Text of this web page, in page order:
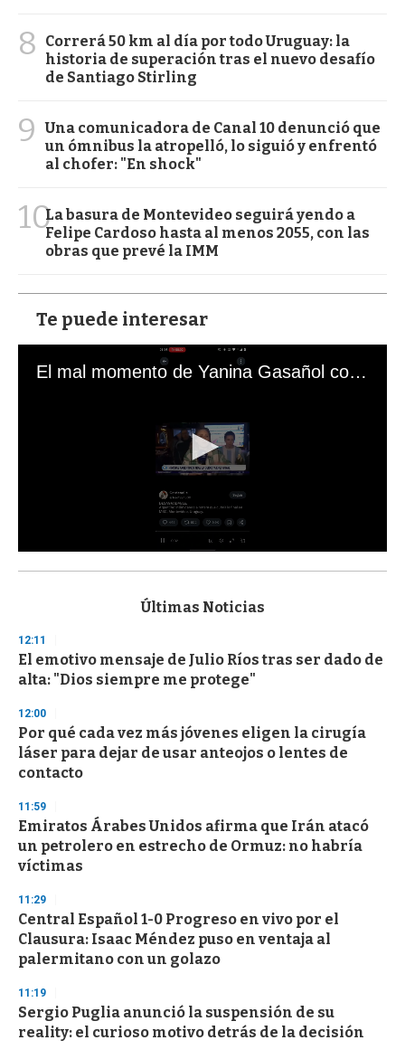
8
Correrá 50 km al día por todo Uruguay: la
historia de superación tras el nuevo desafío
de Santiago Stirling
9
Una comunicadora de Canal 10 denunció que
un ómnibus la atropelló, lo siguió y enfrentó
al chofer: "En shock"
10La basura de Montevideo seguirá yendo a
Felipe Cardoso hasta al menos 2055, con las
obras que prevé la IMM
Te puede interesar
El mal momento de Yanina Gasañol con un hincha argentino en "Subrayado"
s
d
s
o
f
3
s
e
c
o
d
s
Últimas Noticias
12:11
El emotivo mensaje de Julio Ríos tras ser dado de
alta: "Dios siempre me protege"
12:00
Por qué cada vez más jóvenes eligen la cirugía
láser para dejar de usar anteojos o lentes de
contacto
11:59
Emiratos Árabes Unidos afirma que Irán atacó
un petrolero en estrecho de Ormuz: no habría
víctimas
11:29
Central Español 1-0 Progreso en vivo por el
Clausura: Isaac Méndez puso en ventaja al
palermitano con un golazo
11:19
Sergio Puglia anunció la suspensión de su
reality: el curioso motivo detrás de la decisión